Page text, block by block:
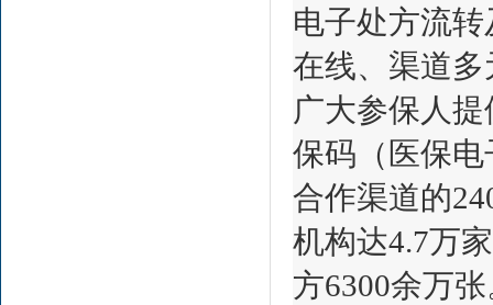
电子处方流
在线、渠道
广大参保人
保码（医保
合作渠道的
机构达4.7万
方6300余万